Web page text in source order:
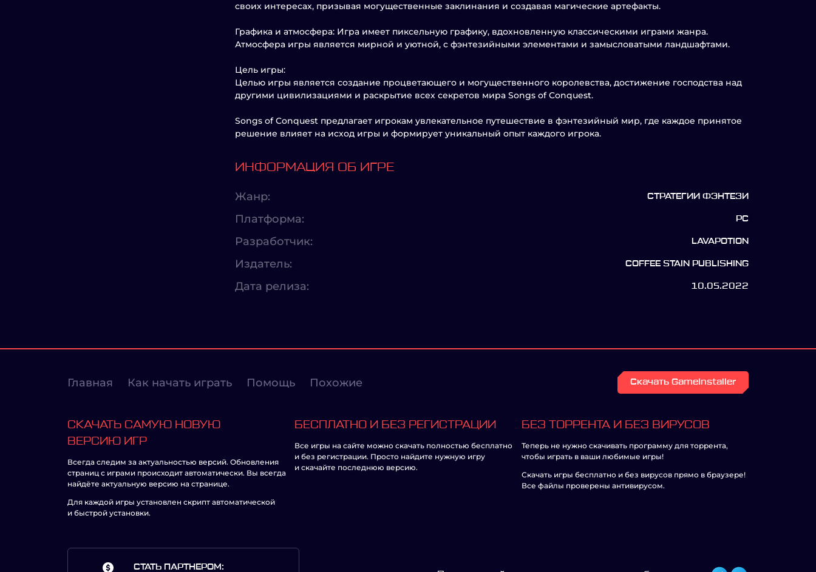
своих интересах, призывая могущественные заклинания и создавая магические артефакты.
Графика и атмосфера: Игра имеет пиксельную графику, вдохновленную классическими играми жанра.
Атмосфера игры является мирной и уютной, с фэнтезийными элементами и замысловатыми ландшафтами.
Цель игры:
Целью игры является создание процветающего и могущественного королевства, достижение господства над
другими цивилизациями и раскрытие всех секретов мира Songs of Conquest.
Songs of Conquest предлагает игрокам увлекательное путешествие в фэнтезийный мир, где каждое принятое
решение влияет на исход игры и формирует уникальный опыт каждого игрока.
ИНФОРМАЦИЯ ОБ ИГРЕ
Жанр: СТРАТЕГИИ ФЭНТЕЗИ
Платформа: PC
Разработчик: LAVAPOTION
Издатель: COFFEE STAIN PUBLISHING
Дата релиза: 10.05.2022
Главная Как начать играть Помощь Похожие Скачать GameInstaller
СКАЧАТЬ САМУЮ НОВУЮ
ВЕРСИЮ ИГР
Всегда следим за актуальностью версий. Обновления
страниц с играми происходит автоматически. Вы всегда
найдёте актуальную версию на странице.
Для каждой игры установлен скрипт автоматической
и быстрой установки.
БЕСПЛАТНО И БЕЗ РЕГИСТРАЦИИ
Все игры на сайте можно скачать полностью бесплатно
и без регистрации. Просто найдите нужную игру
и скачайте последнюю версию.
БЕЗ ТОРРЕНТА И БЕЗ ВИРУСОВ
Теперь не нужно скачивать программу для торрента,
чтобы играть в ваши любимые игры!
Скачать игры бесплатно и без вирусов прямо в браузере!
Все файлы проверены антивирусом.
СТАТЬ ПАРТНЕРОМ: